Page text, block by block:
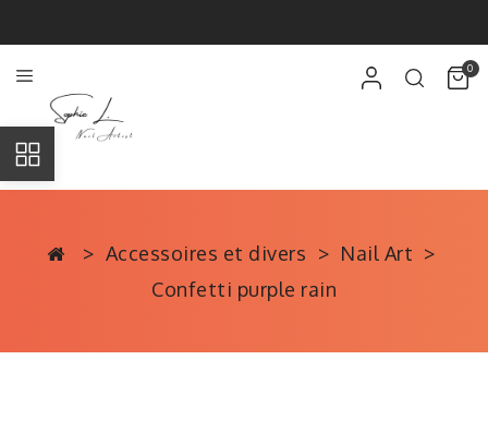
0
Accessoires et divers
Nail Art
Confetti purple rain